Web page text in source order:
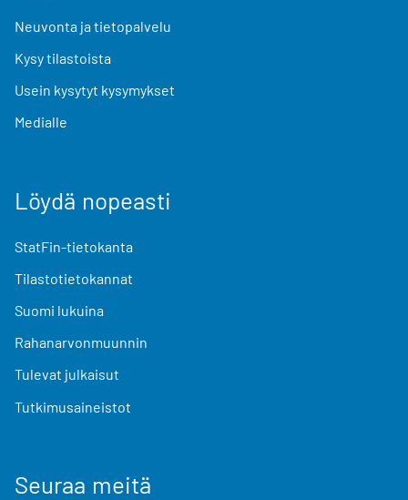
Neuvonta ja tietopalvelu
Kysy tilastoista
Usein kysytyt kysymykset
Medialle
Löydä nopeasti
StatFin-tietokanta
Tilastotietokannat
Suomi lukuina
Rahanarvonmuunnin
Tulevat julkaisut
Tutkimusaineistot
Seuraa meitä